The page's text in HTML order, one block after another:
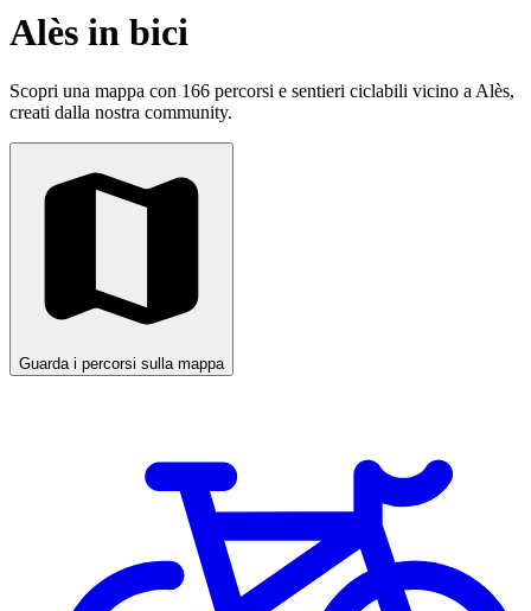
Alès in bici
Scopri una mappa con 166 percorsi e sentieri ciclabili vicino a Alès,
creati dalla nostra community.
Guarda i percorsi sulla mappa